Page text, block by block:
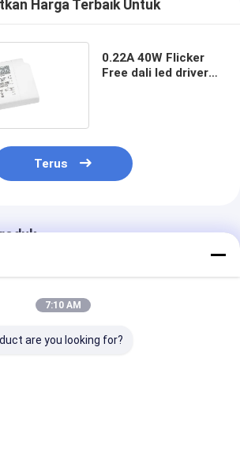
Harga Terbaik Untuk
0.22A 40W Flicker
Free dali led driver
Terus
7:10 AM
are you looking for?